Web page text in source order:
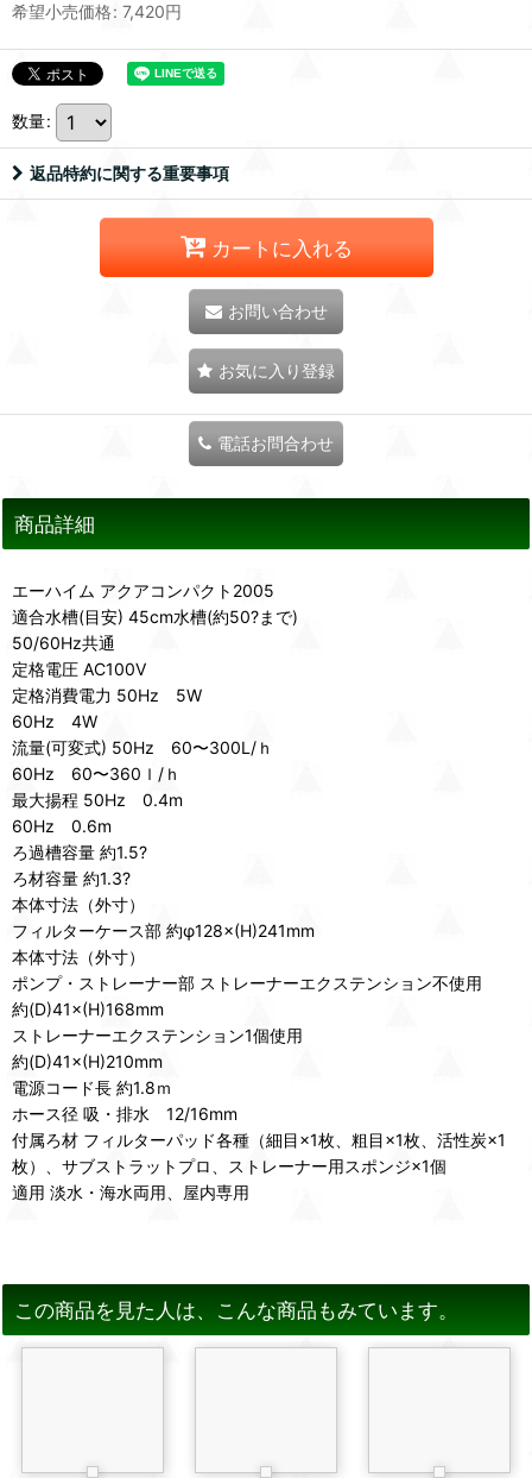
希望小売価格: 7,420円
数量:
返品特約に関する重要事項
カートに入れる
お問い合わせ
お気に入り登録
電話お問合わせ
商品詳細
エーハイム アクアコンパクト2005
適合水槽(目安) 45cm水槽(約50?まで)
50/60Hz共通
定格電圧 AC100V
定格消費電力 50Hz 5W
60Hz 4W
流量(可変式) 50Hz 60〜300L/ｈ
60Hz 60〜360ｌ/ｈ
最大揚程 50Hz 0.4m
60Hz 0.6m
ろ過槽容量 約1.5?
ろ材容量 約1.3?
本体寸法（外寸）
フィルターケース部 約φ128×(H)241mm
本体寸法（外寸）
ポンプ・ストレーナー部 ストレーナーエクステンション不使用
約(D)41×(H)168mm
ストレーナーエクステンション1個使用
約(D)41×(H)210mm
電源コード長 約1.8ｍ
ホース径 吸・排水 12/16mm
付属ろ材 フィルターパッド各種（細目×1枚、粗目×1枚、活性炭×1
枚）、サブストラットプロ、ストレーナー用スポンジ×1個
適用 淡水・海水両用、屋内専用
この商品を見た人は、こんな商品もみています。